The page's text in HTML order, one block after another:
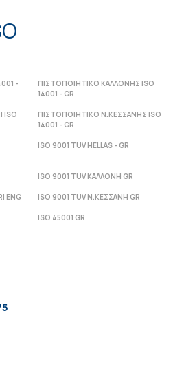
-
ΠΙΣΤΟΠΟΙΗΤΙΚΟ ΚΑΛΛΟΝΗΣ ISO
14001 - GR
ISO
ΠΙΣΤΟΠΟΙΗΤΙΚΟ Ν.ΚΕΣΣΑΝΗΣ ISO
14001 - GR
ISO 9001 TUV HELLAS - GR
ISO 9001 TUV ΚΑΛΛΟΝΗ GR
ENG ISO 9001 TUV Ν.ΚΕΣΣΑΝΗ GR
ISO 45001 GR